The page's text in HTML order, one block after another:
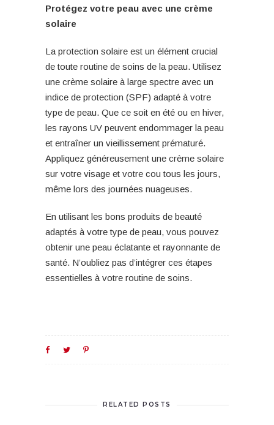
Protégez votre peau avec une crème
solaire
La protection solaire est un élément crucial
de toute routine de soins de la peau. Utilisez
une crème solaire à large spectre avec un
indice de protection (SPF) adapté à votre
type de peau. Que ce soit en été ou en hiver,
les rayons UV peuvent endommager la peau
et entraîner un vieillissement prématuré.
Appliquez généreusement une crème solaire
sur votre visage et votre cou tous les jours,
même lors des journées nuageuses.
En utilisant les bons produits de beauté
adaptés à votre type de peau, vous pouvez
obtenir une peau éclatante et rayonnante de
santé. N’oubliez pas d’intégrer ces étapes
essentielles à votre routine de soins.
RELATED POSTS